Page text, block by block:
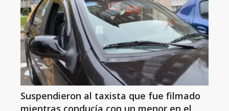
Suspendieron al taxista que fue filmado
mientras conducía con un menor en el